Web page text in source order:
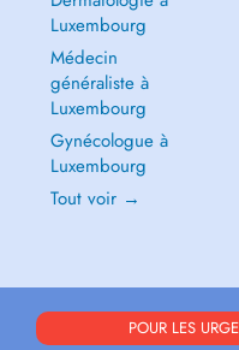
Luxembourg
Médecin
généraliste à
Luxembourg
Gynécologue à
Luxembourg
Tout voir →
POUR LES